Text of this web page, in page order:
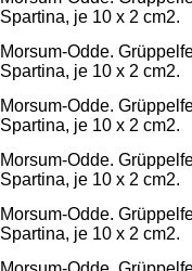
Spartina, je 10 x 2 cm2.
Morsum-Odde.
Spartina, je 10 x 2 cm2.
Morsum-Odde.
Spartina, je 10 x 2 cm2.
Morsum-Odde.
Spartina, je 10 x 2 cm2.
Morsum-Odde.
Spartina, je 10 x 2 cm2.